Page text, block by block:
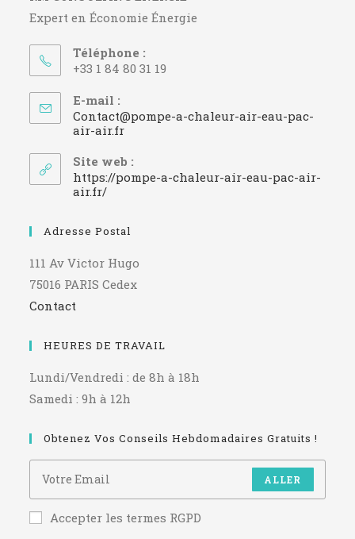
Expert en Économie Énergie
Téléphone :
+33 1 84 80 31 19
E-mail :
Contact@pompe-a-chaleur-air-eau-pac-
air-air.frS’ouvre
votre
application
Site web :
https://pompe-a-chaleur-air-eau-pac-air-
air.fr/
Adresse Postal
111 Av Victor Hugo
75016 PARIS Cedex
Contact
HEURES DE TRAVAIL
Lundi/Vendredi : de 8h à 18h
Samedi : 9h à 12h
Obtenez Vos Conseils Hebdomadaires Gratuits !
ALLER
Accepter les termes RGPD